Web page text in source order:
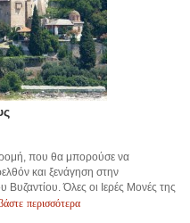
που θα μπορούσε να
και ξενάγηση στην
Βυζαντίου. Όλες οι Ιερές Μονές της
περισσότερα